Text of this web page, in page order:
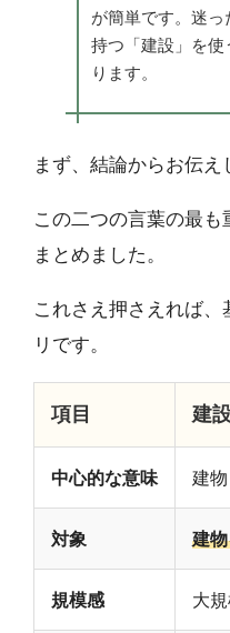
が簡単です。迷
持つ「建設」を使
ります。
まず、結論からお伝え
この二つの言葉の最
まとめました。
これさえ押さえれば
リです。
項目 建
中心的な意味 建
対象 建
規模感 大